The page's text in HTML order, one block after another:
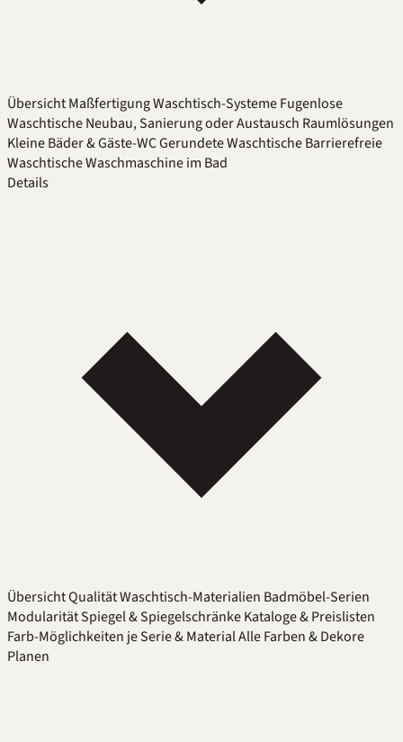
ÜbersichtMaßfertigungWaschtisch-SystemeFugenlose
WaschtischeNeubau, Sanierung oder Austausch Raumlösungen
Kleine Bäder & Gäste-WCGerundete WaschtischeBarrierefreie
WaschtischeWaschmaschine im Bad
Details
ÜbersichtQualitätWaschtisch-Materialien Badmöbel-Serien
ModularitätSpiegel & SpiegelschränkeKataloge & Preislisten
Farb-Möglichkeiten je Serie & MaterialAlle Farben & Dekore
Planen